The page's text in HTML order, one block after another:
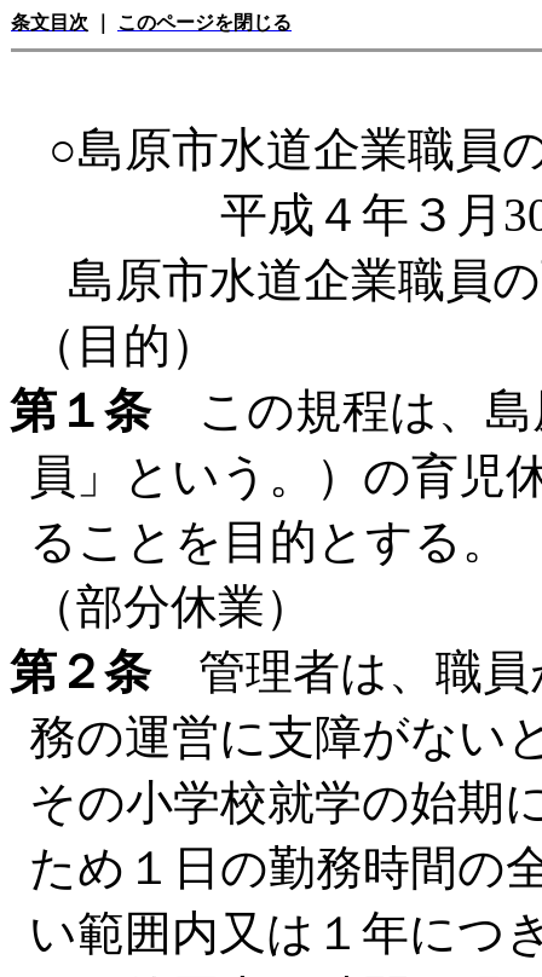
条文目次 このページを閉じる
○島原市水道企業職員
平成４年３月
島原市水道企業職員
（目的）
第１条この規程は、島
員」という。）の育児
ることを目的とする。
（部分休業）
第２条管理者は、職員
務の運営に支障がない
その小学校就学の始期
ため１日の勤務時間の
い範囲内又は１年につ